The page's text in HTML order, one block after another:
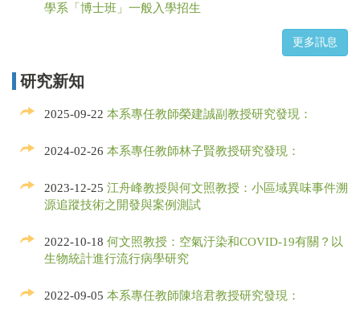
學系「博士班」一般入學招生
研究新知
2025-09-22 本系專任教師榮建誠副教授研究發現：
2024-02-26 本系專任教師林子賢教授研究發現：
2023-12-25 江舟峰教授與何文照教授：小區域異味事件溯
源追蹤技術之開發與案例測試
2022-10-18 何文照教授：空氣汙染和COVID-19有關？以
生物統計進行流行病學研究
2022-09-05 本系專任教師陳培君教授研究發現：